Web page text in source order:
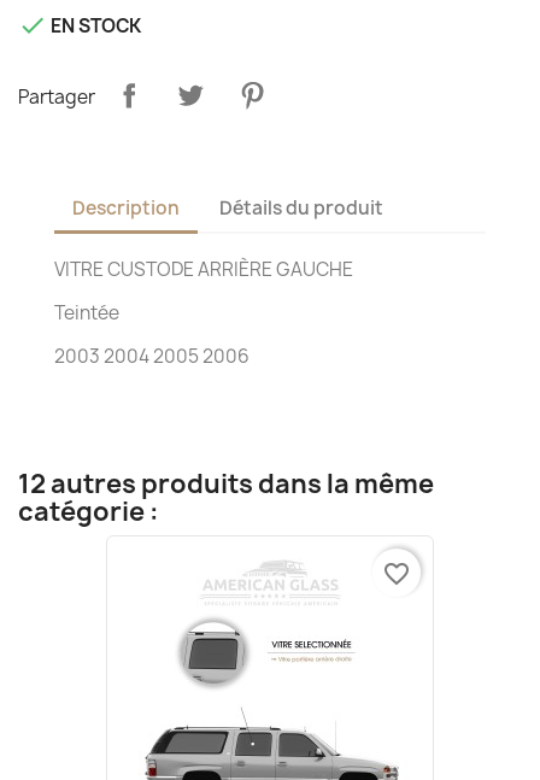
 EN STOCK
Partager
Description Détails du produit
VITRE CUSTODE ARRIÈRE GAUCHE
Teintée
2003 2004 2005 2006
12 autres produits dans la même
catégorie :
favorite_border